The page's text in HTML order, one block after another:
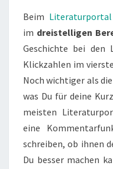
Beim Literaturportal
im dreistelligen
Geschichte bei den
Klickzahlen im
Noch wichtiger als
was Du für deine
meisten
eine
schreiben, ob ihnen
Du besser machen